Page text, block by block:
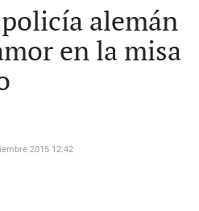
alemán
en la misa
2015 12:42